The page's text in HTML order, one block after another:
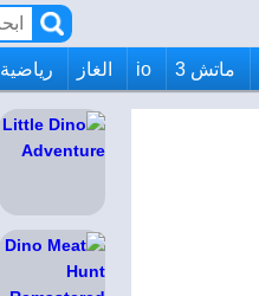
ماتش 3 io الغاز رياضية